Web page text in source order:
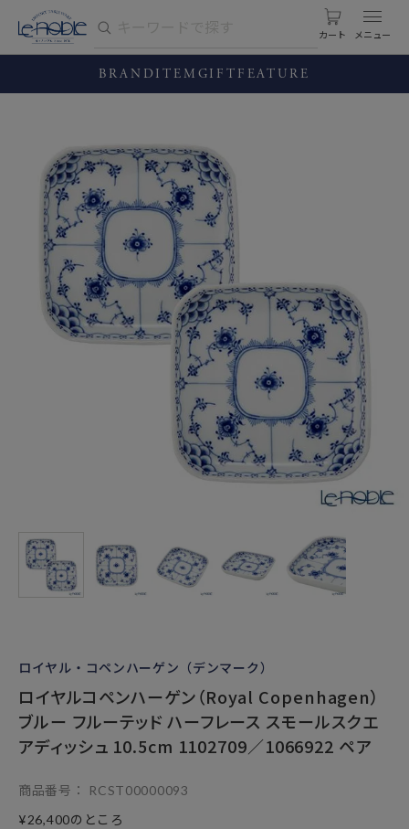
カート
BRANDITEM GIFT FEATURE
ロイヤル・コペンハーゲン（デンマーク）
ロイヤルコペンハーゲン（Royal Copenhagen）
ブルー フルーテッド ハーフレース スモールスクエ
アディッシュ 10.5cm 1102709／1066922 ペア
商品番号
RCST00000093
¥26,400のところ